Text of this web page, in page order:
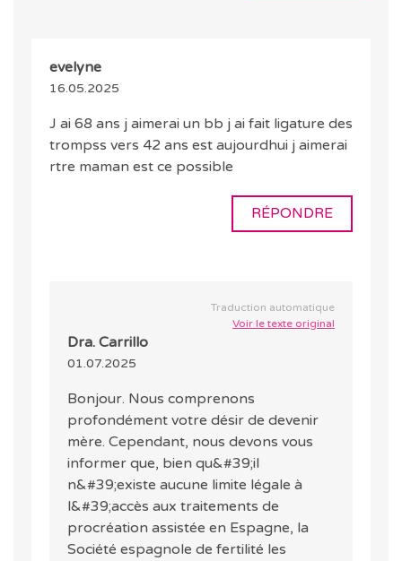
evelyne
16.05.2025
J ai 68 ans j aimerai un bb j ai fait ligature des
trompss vers 42 ans est aujourdhui j aimerai
rtre maman est ce possible
RÉPONDRE
Traduction automatique
Voir le texte original
Dra. Carrillo
01.07.2025
Bonjour. Nous comprenons
profondément votre désir de devenir
mère. Cependant, nous devons vous
informer que, bien qu&#39;il
n&#39;existe aucune limite légale à
l&#39;accès aux traitements de
procréation assistée en Espagne, la
Société espagnole de fertilité les